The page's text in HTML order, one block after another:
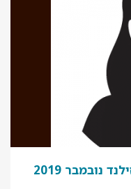
נובמבר 2019